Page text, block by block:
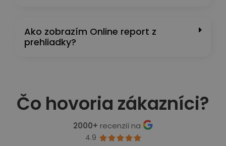
Ako zobrazím Online report z
prehliadky?
Čo hovoria zákazníci?
2000+ recenzií na
4.9 